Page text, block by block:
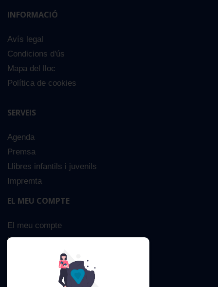
INFORMACIÓ
Avís legal
Condicions d'ús
Mapa del lloc
Política de cookies
SERVEIS
Agenda
Premsa
Llibres infantils i juvenils
Impremta
EL MEU COMPTE
El meu compte
Sobre nosaltres
Cerca Avançada